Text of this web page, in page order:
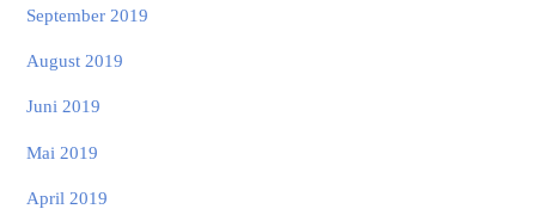
September 2019
August 2019
Juni 2019
Mai 2019
April 2019